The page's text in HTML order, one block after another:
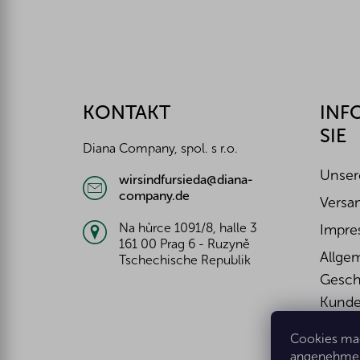
Cookies
KONTAKT
Diana Company, spol. s r.o.
wirsindfursieda@diana-
company.de
Na hůrce 1091/8, halle 3
161 00 Prag 6 - Ruzyně
Tschechische Republik
SIE